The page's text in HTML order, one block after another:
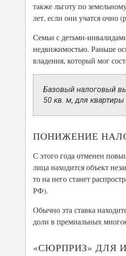
также льготу по
лет, если они учатся очно
Семьи с детьми-
недвижимостью. Раньше
владения, который мог
Базовый налоговый
50 кв. м, для
ПОНИЖЕНИЕ
С этого года отменен
лица находится объект
то на него станет
РФ).
Обычно эта ставка
доли в премиальных
«СЮРПРИЗ» ДЛЯ